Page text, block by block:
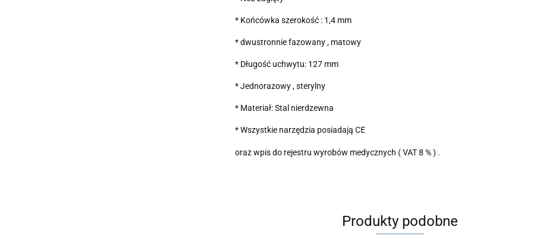
* Końcówka szerokość : 1,4 mm
* dwustronnie fazowany , matowy
* Długość uchwytu: 127 mm
* Jednorazowy , sterylny
* Materiał: Stal nierdzewna
* Wszystkie narzędzia posiadają CE
oraz wpis do rejestru wyrobów medycznych ( VAT 8 % ) .
Produkty podobne